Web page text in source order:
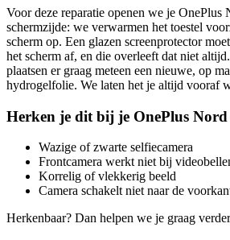
Voor deze reparatie openen we je OnePlus
schermzijde: we verwarmen het toestel
scherm op. Een glazen screenprotector
het scherm af, en die overleeft dat niet
plaatsen er graag meteen een nieuwe, op
hydrogelfolie. We laten het je altijd vooraf
Herken je dit bij je OnePlus
Wazige of zwarte selfiecamera
Frontcamera werkt niet bij
Korrelig of vlekkerig beeld
Camera schakelt niet naar de
Herkenbaar? Dan helpen we je graag